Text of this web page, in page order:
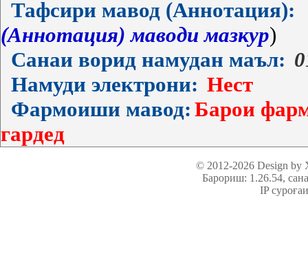
Тафсири мавод (Аннотация):
(Аннотация) маводи мазкур)
Санаи ворид намудан маъл:
Намуди электрони: Нест
Фармоиши мавод: Барои
гардед
© 2012-2026 Design
Барориш: 1.26.54,
IP